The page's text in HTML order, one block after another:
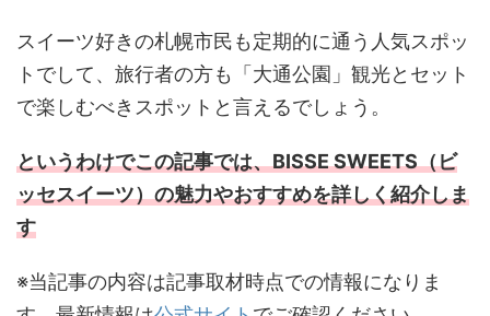
スイーツ好きの札幌市民も定期的に通う人気スポッ
トでして、旅行者の方も「大通公園」観光とセット
で楽しむべきスポットと言えるでしょう。
というわけでこの記事では、BISSE SWEETS（ビ
ッセスイーツ）の魅力やおすすめを詳しく紹介しま
す
※当記事の内容は記事取材時点での情報になりま